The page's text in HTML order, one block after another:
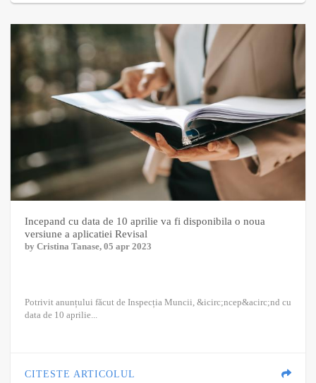
Incepand cu data de 10 aprilie va fi disponibila o noua
versiune a aplicatiei Revisal
by Cristina Tanase, 05 apr 2023
Potrivit anunțului făcut de Inspecția Muncii, &icirc;ncep&acirc;nd cu
data de 10 aprilie...
CITESTE ARTICOLUL